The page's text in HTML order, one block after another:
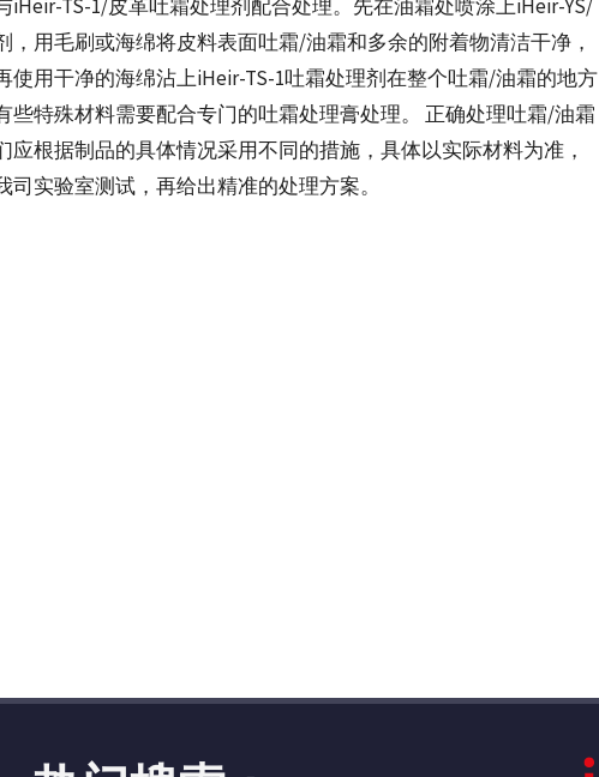
iHeir-TS-1/皮革吐霜处理剂配合处理。先在油霜处喷涂上iHeir-YS/
，用毛刷或海绵将皮料表面吐霜/油霜和多余的附着物清洁干净，
使用干净的海绵沾上iHeir-TS-1吐霜处理剂在整个吐霜/油霜的地方
些特殊材料需要配合专门的吐霜处理膏处理。 正确处理吐霜/油霜
应根据制品的具体情况采用不同的措施，具体以实际材料为准，
司实验室测试，再给出精准的处理方案。